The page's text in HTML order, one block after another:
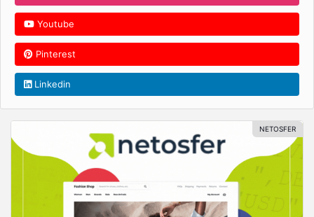
Youtube
Pinterest
Linkedin